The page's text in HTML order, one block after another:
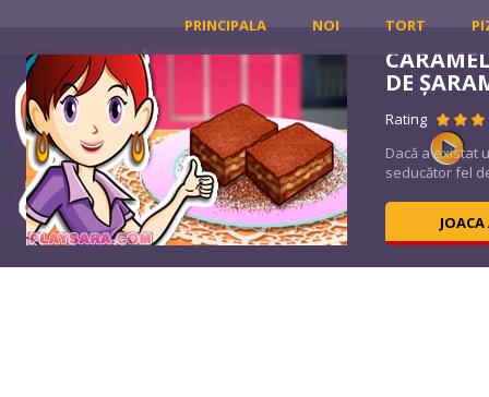
PRINCIPALA NOI TORT
DE
Rating
Dacă a existat
seducător fel